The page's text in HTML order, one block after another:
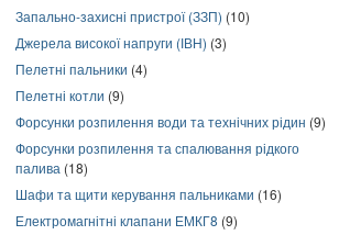
Запально-захисні пристрої (ЗЗП) (10)
Джерела високої напруги (ІВН) (3)
Пелетні пальники (4)
Пелетні котли (9)
Форсунки розпилення води та технічних рідин (9)
Форсунки розпилення та спалювання рідкого
палива (18)
Шафи та щити керування пальниками (16)
Електромагнітні клапани ЕМКГ8 (9)